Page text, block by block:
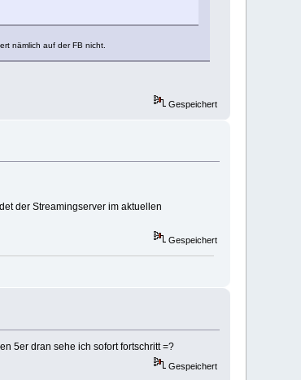
nämlich auf der FB nicht.
Gespeichert
der Streamingserver im aktuellen
Gespeichert
5er dran sehe ich sofort fortschritt =?
Gespeichert